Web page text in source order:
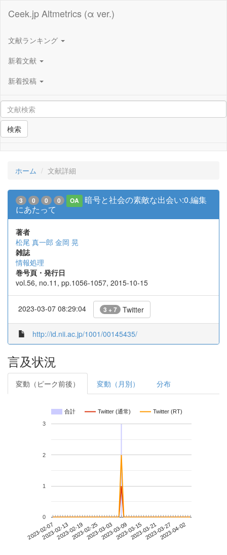
Ceek.jp Altmetrics (α ver.)
文献ランキング
新着文献
新着投稿
検索
ホーム 文献詳細
3 0 0 0 OA
暗号と社会の素敵な出会い:0.編集
にあたって
著者
松尾 真一郎 金岡 晃
雑誌
情報処理
巻号頁・発行日
vol.56, no.11, pp.1056-1057, 2015-10-15
2023-03-07 08:29:04 3 + 7 Twitter
http://id.nii.ac.jp/1001/00145435/
言及状況
変動（ピーク前後） 変動（月別） 分布
合計 Twitter (通常) Twitter (RT)
2023-02-072023-02-132023-02-192023-02-252023-03-032023-03-092023-03-152023-03-212023-03-272023-04-02
0
1
2
3